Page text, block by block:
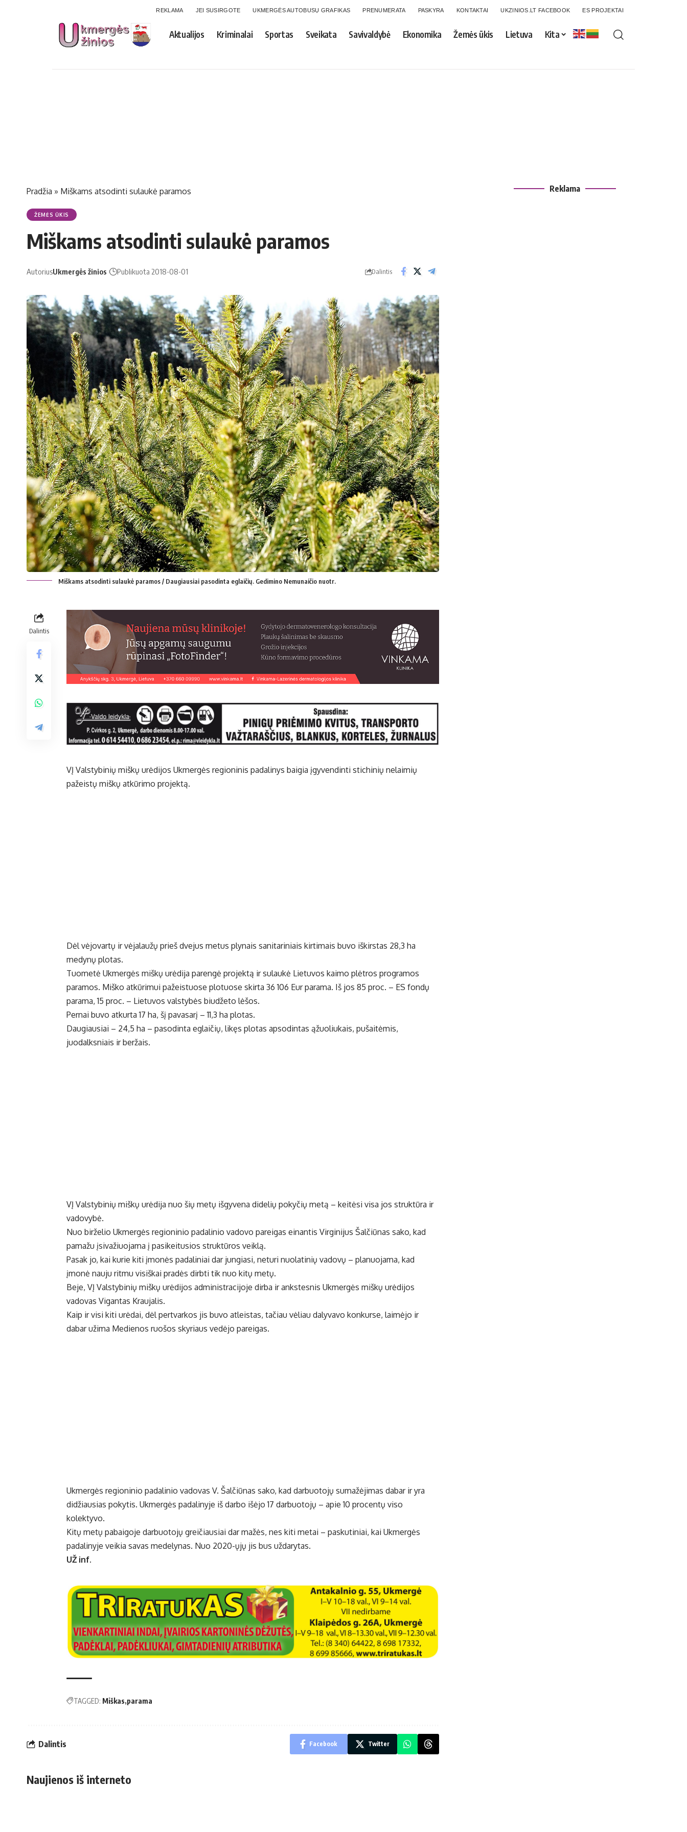
REKLAMA JEI SUSIRGOTE UKMERGĖS AUTOBUSŲ GRAFIKAS PRENUMERATA PASKYRA KONTAKTAI UKZINIOS.LT FACEBOOK ES PROJEKTAI
Aktualijos Kriminalai Sportas Sveikata Savivaldybė Ekonomika Žemės ūkis Lietuva Kita
Pradžia » Miškams atsodinti sulaukė paramos
ŽEMĖS ŪKIS
Miškams atsodinti sulaukė paramos
AutoriusUkmergės žinios Publikuota 2018-08-01 Dalintis
Miškams atsodinti sulaukė paramos / Daugiausiai pasodinta eglaičių. Gedimino Nemunaičio nuotr.
Dalintis
VĮ Valstybinių miškų urėdijos Ukmergės regioninis padalinys baigia įgyvendinti stichinių nelaimių
pažeistų miškų atkūrimo projektą.
Dėl vėjovartų ir vėjalaužų prieš dvejus metus plynais sanitariniais kirtimais buvo iškirstas 28,3 ha
medynų plotas.
Tuometė Ukmergės miškų urėdija parengė projektą ir sulaukė Lietuvos kaimo plėtros programos
paramos. Miško atkūrimui pažeistuose plotuose skirta 36 106 Eur parama. Iš jos 85 proc. – ES fondų
parama, 15 proc. – Lietuvos valstybės biudžeto lėšos.
Pernai buvo atkurta 17 ha, šį pavasarį – 11,3 ha plotas.
Daugiausiai – 24,5 ha – pasodinta eglaičių, likęs plotas apsodintas ąžuoliukais, pušaitėmis,
juodalksniais ir beržais.
VĮ Valstybinių miškų urėdija nuo šių metų išgyvena didelių pokyčių metą – keitėsi visa jos struktūra ir
vadovybė.
Nuo birželio Ukmergės regioninio padalinio vadovo pareigas einantis Virginijus Šalčiūnas sako, kad
pamažu įsivažiuojama į pasikeitusios struktūros veiklą.
Pasak jo, kai kurie kiti įmonės padaliniai dar jungiasi, neturi nuolatinių vadovų – planuojama, kad
įmonė nauju ritmu visiškai pradės dirbti tik nuo kitų metų.
Beje, VĮ Valstybinių miškų urėdijos administracijoje dirba ir ankstesnis Ukmergės miškų urėdijos
vadovas Vigantas Kraujalis.
Kaip ir visi kiti urėdai, dėl pertvarkos jis buvo atleistas, tačiau vėliau dalyvavo konkurse, laimėjo ir
dabar užima Medienos ruošos skyriaus vedėjo pareigas.
Ukmergės regioninio padalinio vadovas V. Šalčiūnas sako, kad darbuotojų sumažėjimas dabar ir yra
didžiausias pokytis. Ukmergės padalinyje iš darbo išėjo 17 darbuotojų – apie 10 procentų viso
kolektyvo.
Kitų metų pabaigoje darbuotojų greičiausiai dar mažės, nes kiti metai – paskutiniai, kai Ukmergės
padalinyje veikia savas medelynas. Nuo 2020-ųjų jis bus uždarytas.
UŽ inf.
TAGGED: Miškas parama
Dalintis Facebook Twitter
Naujienos iš interneto
Reklama